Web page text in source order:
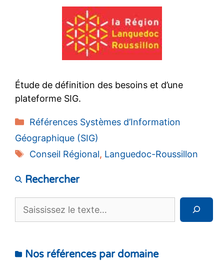
Étude de définition des besoins et d’une
plateforme SIG.
Catégories
Références Systèmes d’Information
Géographique (SIG)
Étiquettes
Conseil Régional, Languedoc-Roussillon
Rechercher
Rechercher
Nos références par domaine